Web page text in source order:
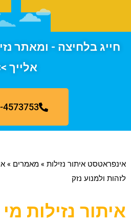
חייג בלחיצה - ומאתר
אלייך
4573753
אינפראטסט איתור נזילות » מאמרים »
לזהות ולמנוע נזק
איתור נזילות